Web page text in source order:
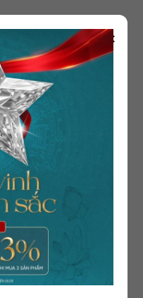
Nhẫn Cưới Evermount
ND147 – ND148
14.100.000
₫
Nhẫn Cưới Eternity
ND145 – ND146
16.000.000
×